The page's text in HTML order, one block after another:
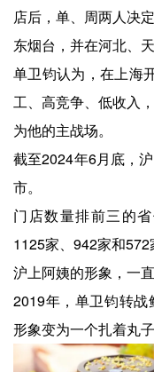
店后，单、周两人决
东烟台，并在河北、
单卫钧认为，在上海
工、高竞争、低收入
为他的主战场。
截至2024年6月底，
市。
门店数量排前三的
1125家、942家和572
沪上阿姨的形象，一直
2019年，单卫钧转
形象变为一个扎着丸